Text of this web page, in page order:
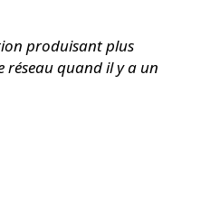
produisant plus
réseau quand il y a un